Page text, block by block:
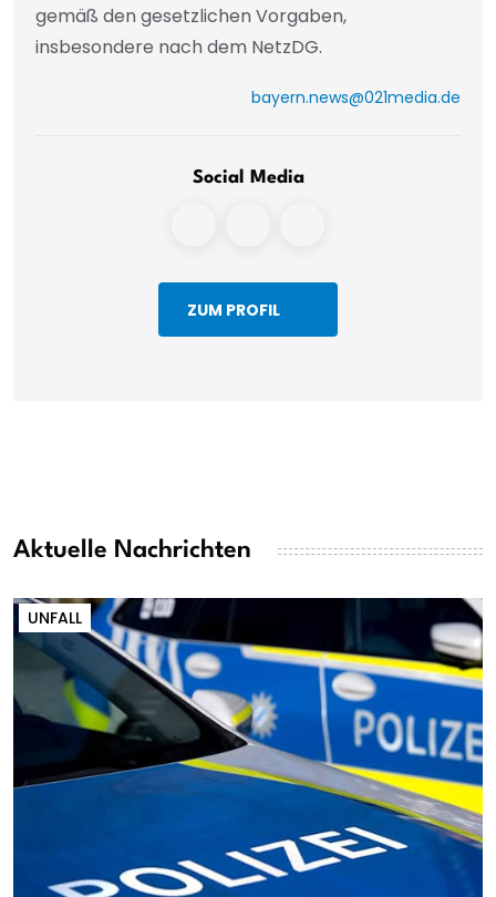
gemäß den gesetzlichen Vorgaben,
insbesondere nach dem NetzDG.
bayern.news@021media.de
Social Media
ZUM PROFIL
Aktuelle Nachrichten
UNFALL